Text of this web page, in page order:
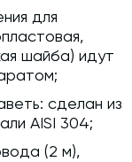
для
шайба) идут
сделан из
AISI 304;
(2 м),